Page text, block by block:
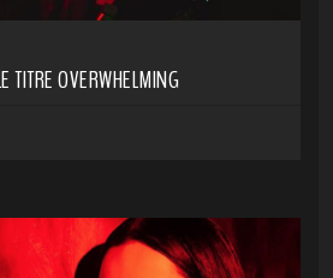
TITRE OVERWHELMING